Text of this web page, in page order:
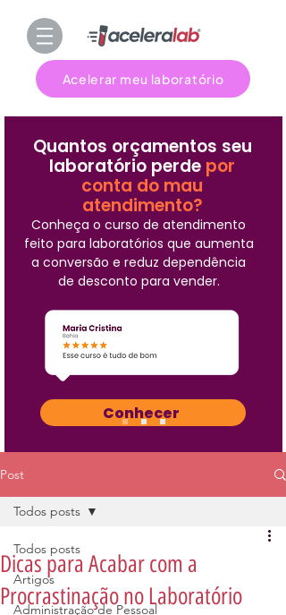
Acelerar meu laboratório
Quantos orçamentos seu
laboratório perde por
conta do mau
atendimento?
Conheça o curso de atendimento
feito para laboratórios que aumenta
a conversão e reduz dependência
de desconto para vender.
Conhecer
Post
Todos posts
Artigos
Administração de Pessoal
Todos posts
Dicas para Acabar com a
Procrastinação no Laboratório